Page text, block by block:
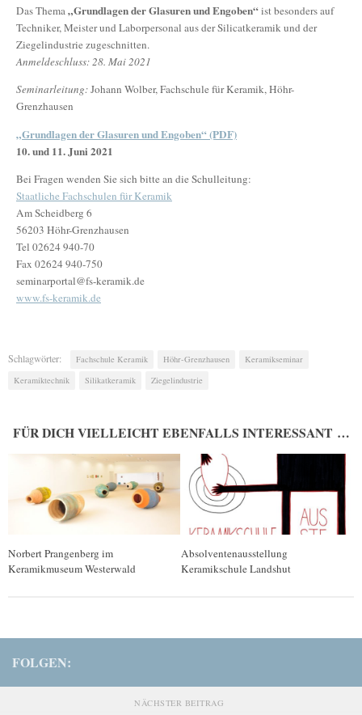
Das Thema„Grundlagen der Glasuren und Engoben“ist besonders auf
Techniker, Meister und Laborpersonal aus der Silicatkeramik und der
Ziegelindustrie zugeschnitten.
Anmeldeschluss: 28. Mai 2021
Seminarleitung:Johann Wolber, Fachschule für Keramik, Höhr-
Grenzhausen
„Grundlagen der Glasuren und Engoben“ (PDF)
10. und 11. Juni 2021
Bei Fragen wenden Sie sich bitte an die Schulleitung:
Staatliche Fachschulen für Keramik
Am Scheidberg 6
56203 Höhr-Grenzhausen
Tel 02624 940-70
Fax 02624 940-750
seminarportal@fs-keramik.de‎
www.fs-keramik.de
Schlagwörter: Fachschule Keramik Höhr-Grenzhausen
Keramikseminar
Keramiktechnik
Silikatkeramik Ziegelindustrie
FÜR DICH VIELLEICHT EBENFALLS INTERESSANT …
Norbert Prangenberg im
Keramikmuseum Westerwald
Absolventenausstellung
Keramikschule Landshut
FOLGEN:
NÄCHSTER BEITRAG